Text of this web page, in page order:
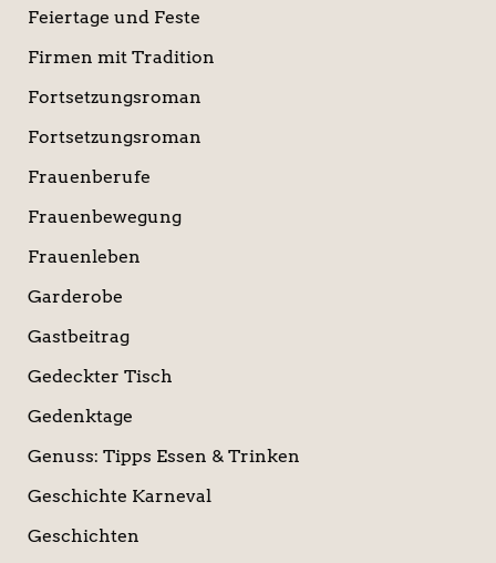
Feiertage und Feste
Firmen mit Tradition
Fortsetzungsroman
Fortsetzungsroman
Frauenberufe
Frauenbewegung
Frauenleben
Garderobe
Gastbeitrag
Gedeckter Tisch
Gedenktage
Genuss: Tipps Essen & Trinken
Geschichte Karneval
Geschichten